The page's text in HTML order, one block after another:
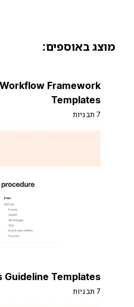
באוספים:
Workflow Framework
Templates
Guideline Templates